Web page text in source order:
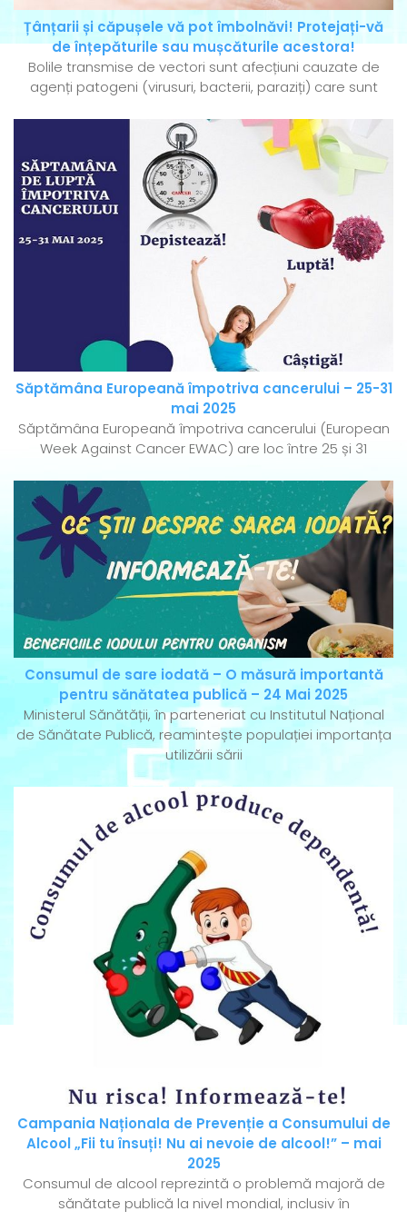
Țânțarii și căpușele vă pot îmbolnăvi! Protejați-vă
de înțepăturile sau mușcăturile acestora!
Bolile transmise de vectori sunt afecțiuni cauzate de
agenți patogeni (virusuri, bacterii, paraziți) care sunt
Săptămâna Europeană împotriva cancerului – 25-31
mai 2025
Săptămâna Europeană împotriva cancerului (European
Week Against Cancer EWAC) are loc între 25 și 31
Consumul de sare iodată – O măsură importantă
pentru sănătatea publică – 24 Mai 2025
Ministerul Sănătății, în parteneriat cu Institutul Național
de Sănătate Publică, reamintește populației importanța
utilizării sării
Campania Naționala de Prevenție a Consumului de
Alcool „Fii tu însuți! Nu ai nevoie de alcool!” – mai
2025
Consumul de alcool reprezintă o problemă majoră de
sănătate publică la nivel mondial, inclusiv în